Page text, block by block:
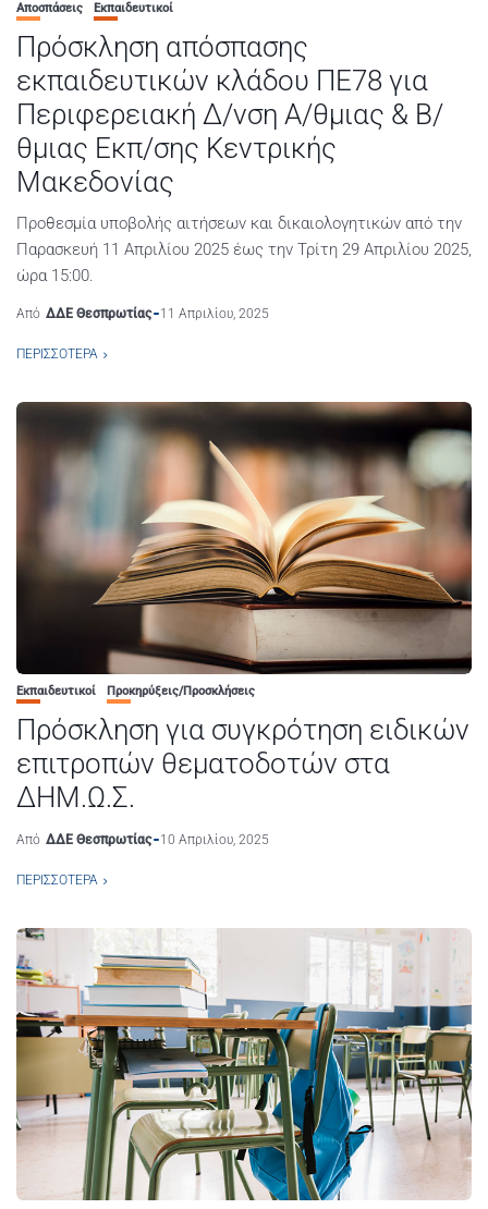
Αποσπάσεις Εκπαιδευτικοί
Πρόσκληση απόσπασης
εκπαιδευτικών κλάδου ΠΕ78 για
Περιφερειακή Δ/νση Α/θμιας & Β/
θμιας Εκπ/σης Κεντρικής
Μακεδονίας
Προθεσμία υποβολής αιτήσεων και δικαιολογητικών από την
Παρασκευή 11 Απριλίου 2025 έως την Τρίτη 29 Απριλίου 2025,
ώρα 15:00.
Από ΔΔΕ Θεσπρωτίας 11 Απριλίου, 2025
ΠΕΡΙΣΣΌΤΕΡΑ
Εκπαιδευτικοί Προκηρύξεις/Προσκλήσεις
Πρόσκληση για συγκρότηση ειδικών
επιτροπών θεματοδοτών στα
ΔΗΜ.Ω.Σ.
Από ΔΔΕ Θεσπρωτίας 10 Απριλίου, 2025
ΠΕΡΙΣΣΌΤΕΡΑ